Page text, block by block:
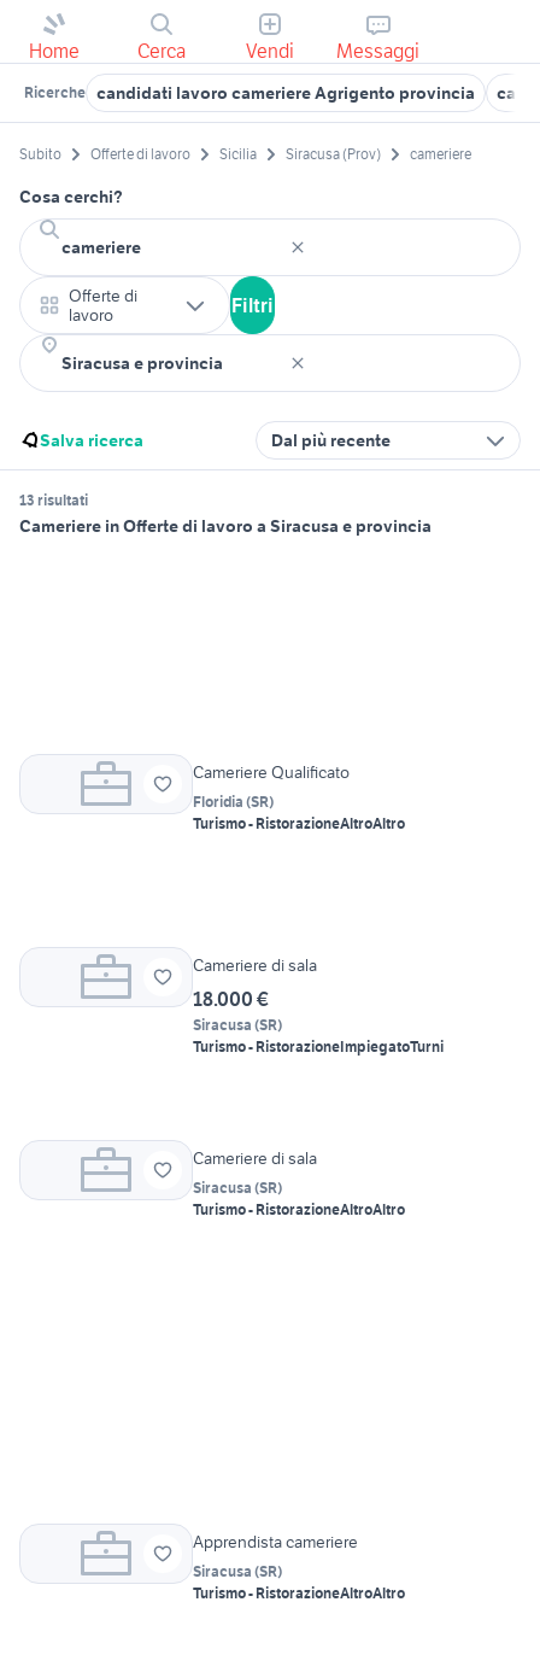
Home Cerca Vendi Messaggi
Ricerche candidati lavoro cameriere Agrigento provincia
Subito Offerte di lavoro Sicilia Siracusa (Prov) cameriere
Cosa cerchi?
Offerte di
lavoro
Filtri
Salva ricerca Dal più recente
13 risultati
Cameriere in Offerte di lavoro a Siracusa e provincia
Cameriere Qualificato
Floridia (SR)
Turismo - RistorazioneAltroAltro
Cameriere di sala
18.000 €
Siracusa (SR)
Turismo - RistorazioneImpiegatoTurni
Cameriere di sala
Siracusa (SR)
Turismo - RistorazioneAltroAltro
Apprendista cameriere
Siracusa (SR)
Turismo - RistorazioneAltroAltro